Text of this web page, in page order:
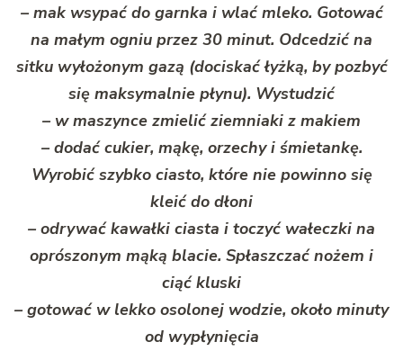
– mak wsypać do garnka i wlać mleko. Gotować
na małym ogniu przez 30 minut. Odcedzić na
sitku wyłożonym gazą (dociskać łyżką, by pozbyć
się maksymalnie płynu). Wystudzić
– w maszynce zmielić ziemniaki z makiem
– dodać cukier, mąkę, orzechy i śmietankę.
Wyrobić szybko ciasto, które nie powinno się
kleić do dłoni
– odrywać kawałki ciasta i toczyć wałeczki na
oprószonym mąką blacie. Spłaszczać nożem i
ciąć kluski
– gotować w lekko osolonej wodzie, około minuty
od wypłynięcia